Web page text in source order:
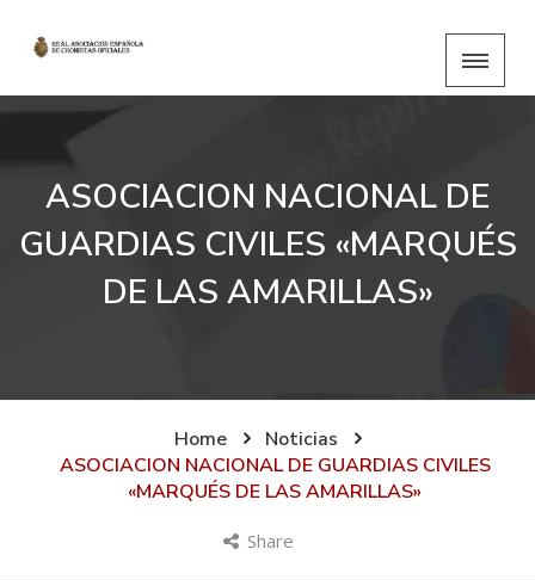
ASOCIACION NACIONAL DE
GUARDIAS CIVILES «MARQUÉS
DE LAS AMARILLAS»
Home
Noticias
ASOCIACION NACIONAL DE GUARDIAS CIVILES
«MARQUÉS DE LAS AMARILLAS»
Share